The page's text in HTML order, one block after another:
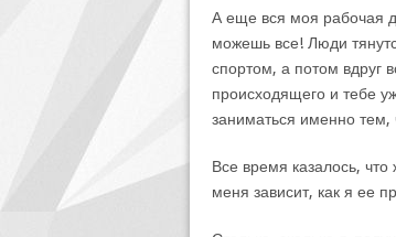
А еще вся моя рабочая
можешь все! Люди
спортом, а потом вдруг
происходящего и тебе
заниматься именно тем,
Все время казалось,
меня зависит, как я ее